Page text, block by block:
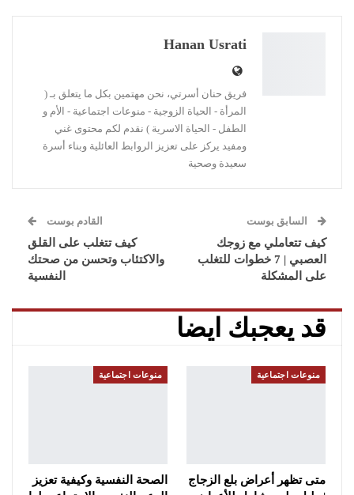
Linkedin
Hanan Usrati
فريق حنان أسرتي، نحن مهتمين بكل ما يتعلق بـ (
المرأة - الحياة الزوجية - منوعات اجتماعية - الأم و
الطفل - الحياة الاسرية ) نقدم لكم محتوى غني
ومفيد يركز على تعزيز الروابط العائلية وبناء أسرة
سعيدة وصحية
السابق بوست
كيف تتعاملي مع زوجك
العصبي | 7 خطوات للتغلب
على المشكلة
القادم بوست
كيف تتغلب على القلق
والاكتئاب وتحسن من صحتك
النفسية
قد يعجبك ايضا
منوعات اجتماعية
متى تظهر أعراض بلع الزجاج
منوعات اجتماعية
الصحة النفسية وكيفية تعزيز